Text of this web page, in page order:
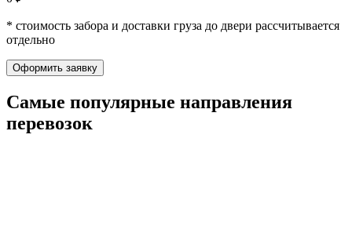
* стоимость забора и доставки груза до двери рассчитывается
отдельно
Оформить заявку
Самые популярные направления
перевозок